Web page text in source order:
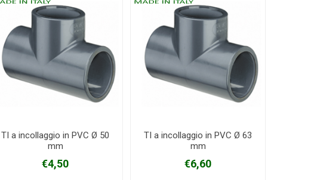
TI a incollaggio in PVC Ø 50
mm
€4,50
TI a incollaggio in PVC Ø 63
mm
€6,60